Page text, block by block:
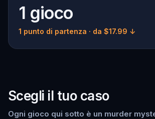
1 gioco
1 punto di partenza · da $17.99 ↓
Scegli il tuo caso
Ogni gioco qui sotto è un murder